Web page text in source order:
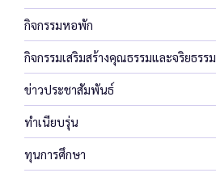
กิจกรรมหอพัก
กิจกรรมเสริมสร้างคุณธรรมและจริยธรรม
ข่าวประชาสัมพันธ์
ทำเนียบรุ่น
ทุนการศึกษา